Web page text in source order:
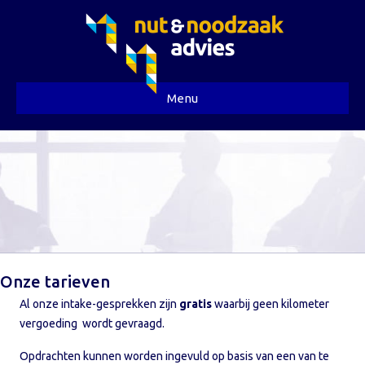
Menu
Onze tarieven
Al onze intake-gesprekken zijn gratiswaarbij geen kilometer
vergoeding wordt gevraagd.
Opdrachten kunnen worden ingevuld op basis van een van te